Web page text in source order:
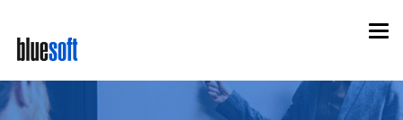
main
content